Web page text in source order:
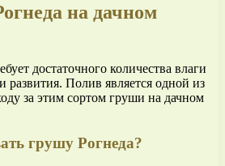
на дачном
достаточного количества влаги
развития. Полив является одной из
за этим сортом груши на дачном
грушу Рогнеда?